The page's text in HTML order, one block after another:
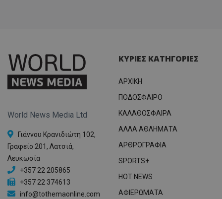
World News Media Ltd
Γιάννου Κρανιδιώτη 102,
Γραφείο 201, Λατσιά,
Λευκωσία
+357 22 205865
+357 22 374613
info@tothemaonline.com
ΚΥΡΙΕΣ ΚΑΤΗΓΟΡΙΕΣ
ΑΡΧΙΚΗ
ΠΟΔΟΣΦΑΙΡΟ
ΚΑΛΑΘΟΣΦΑΙΡΑ
ΑΛΛΑ ΑΘΛΗΜΑΤΑ
ΑΡΘΡΟΓΡΑΦΙΑ
SPORTS+
HOT NEWS
ΑΦΙΕΡΩΜΑΤΑ